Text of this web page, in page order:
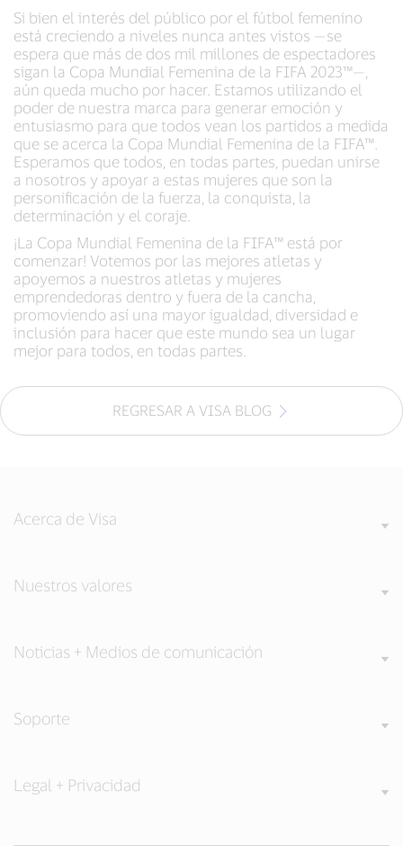
Si bien el interés del público por el fútbol femenino
está creciendo a niveles nunca antes vistos —se
espera que más de dos mil millones de espectadores
sigan la Copa Mundial Femenina de la FIFA 2023™—,
aún queda mucho por hacer. Estamos utilizando el
poder de nuestra marca para generar emoción y
entusiasmo para que todos vean los partidos a medida
que se acerca la Copa Mundial Femenina de la FIFA™.
Esperamos que todos, en todas partes, puedan unirse
a nosotros y apoyar a estas mujeres que son la
personificación de la fuerza, la conquista, la
determinación y el coraje.
¡La Copa Mundial Femenina de la FIFA™ está por
comenzar! Votemos por las mejores atletas y
apoyemos a nuestros atletas y mujeres
emprendedoras dentro y fuera de la cancha,
promoviendo así una mayor igualdad, diversidad e
inclusión para hacer que este mundo sea un lugar
mejor para todos, en todas partes.
REGRESAR A VISA BLOG
Acerca de Visa
Nuestros valores
Noticias + Medios de comunicación
Soporte
Legal + Privacidad